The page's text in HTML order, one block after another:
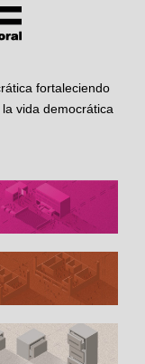
fortaleciendo
vida democrática